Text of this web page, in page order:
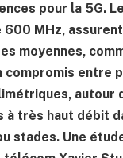
pour la 5G.
600 MHz,
moyennes,
compromis entre
autour
à très haut débit
stades. Une